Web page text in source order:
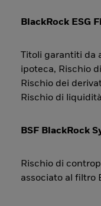
BlackRock ESG
Titoli garantiti
ipoteca, Rischio
Rischio dei
Rischio di liquidità
BSF BlackRock
Rischio di
associato al filtro